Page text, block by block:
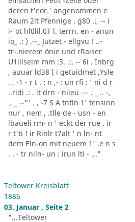
deren t'eor.' angenommen e
Raum 2lt Pfennige . g80 .:, -- i
i-'ot hl0lil.0T l. terrn. en - anun
io_ .: ) .--_ Jutzet - ellgvu ! ..-
tr-.nierem önie und rRaiser
U1illselm mm :3. .:. -- 6i . Inbrg
, auuar ld38 ( i getuidmet ,Ysle
. , -1 - r t . : n ,- : un rfi : ' ni d r
..ridi .: . it drn - niieu --- . _ .. -,
., _ --"' . , -7 S A tntln 1' tensinn
nur , nem , .tlle de - usn - en
lbaueli rm- n ' eckt der rue . ir
r t'ti ! ir Rinlr t7alt ' n ln- nt
dem Eln-on mit neuem 1' .e n s
. . - tr niln- un : irun lti - ..."
Teltower Kreisblatt
1886
03. Januar , Seite 2
"...Teltower